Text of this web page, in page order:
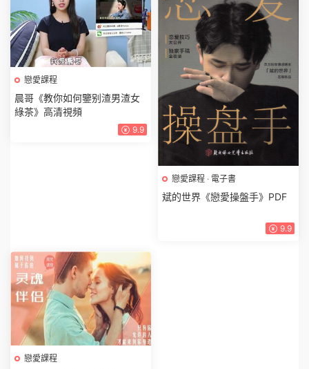
戀愛課程
晨哥《教你如何鑒别渣男渣女
綠茶》高清視頻
9.9
戀愛課程 · 電子書
斌的世界《戀愛操盤手》PDF
9.9
戀愛課程